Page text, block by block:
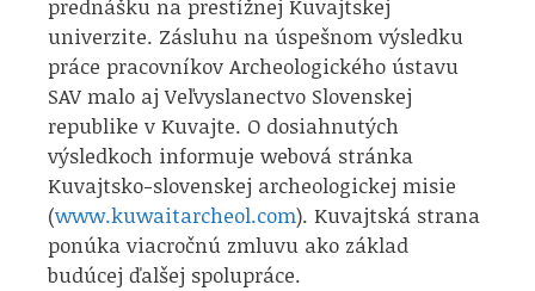
prednášku na prestížnej Kuvajtskej
univerzite. Zásluhu na úspešnom výsledku
práce pracovníkov Archeologického ústavu
SAV malo aj Veľvyslanectvo Slovenskej
republike v Kuvajte. O dosiahnutých
výsledkoch informuje webová stránka
Kuvajtsko-slovenskej archeologickej misie
(www.kuwaitarcheol.com). Kuvajtská strana
ponúka viacročnú zmluvu ako základ
budúcej ďalšej spolupráce.